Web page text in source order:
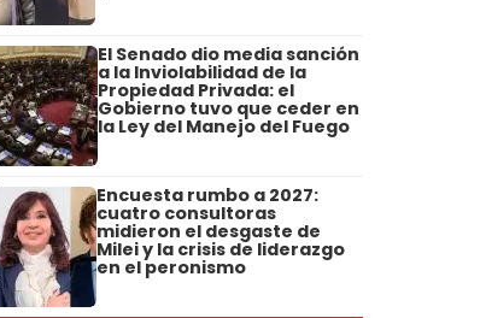
El Senado dio media sanción
a la Inviolabilidad de la
Propiedad Privada: el
Gobierno tuvo que ceder en
la Ley del Manejo del Fuego
Encuesta rumbo a 2027:
cuatro consultoras
midieron el desgaste de
Milei y la crisis de liderazgo
en el peronismo